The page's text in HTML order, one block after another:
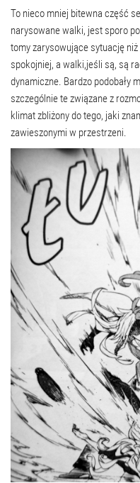
To nieco mniej bitewna część
narysowane walki, jest sporo
tomy zarysowujące sytuację
spokojniej, a walki,jeśli są, są
dynamiczne. Bardzo podobały
szczególnie te związane z
klimat zbliżony do tego, jaki
zawieszonymi w przestrzeni.